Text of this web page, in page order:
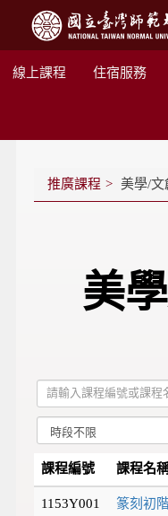
線上課程 住宿服務
推廣課程 美學/文
美
課程編號 課程名
1153Y001 篆刻初